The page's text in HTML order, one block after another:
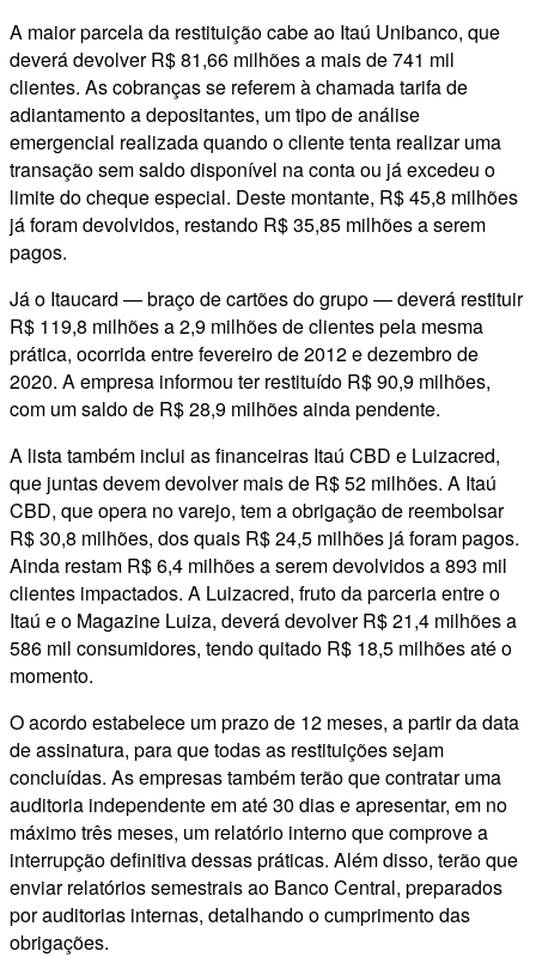
A maior parcela da restituição cabe ao Itaú Unibanco, que
deverá devolver R$ 81,66 milhões a mais de 741 mil
clientes. As cobranças se referem à chamada tarifa de
adiantamento a depositantes, um tipo de análise
emergencial realizada quando o cliente tenta realizar uma
transação sem saldo disponível na conta ou já excedeu o
limite do cheque especial. Deste montante, R$ 45,8 milhões
já foram devolvidos, restando R$ 35,85 milhões a serem
pagos.
Já o Itaucard — braço de cartões do grupo — deverá restituir
R$ 119,8 milhões a 2,9 milhões de clientes pela mesma
prática, ocorrida entre fevereiro de 2012 e dezembro de
2020. A empresa informou ter restituído R$ 90,9 milhões,
com um saldo de R$ 28,9 milhões ainda pendente.
A lista também inclui as financeiras Itaú CBD e Luizacred,
que juntas devem devolver mais de R$ 52 milhões. A Itaú
CBD, que opera no varejo, tem a obrigação de reembolsar
R$ 30,8 milhões, dos quais R$ 24,5 milhões já foram pagos.
Ainda restam R$ 6,4 milhões a serem devolvidos a 893 mil
clientes impactados. A Luizacred, fruto da parceria entre o
Itaú e o Magazine Luiza, deverá devolver R$ 21,4 milhões a
586 mil consumidores, tendo quitado R$ 18,5 milhões até o
momento.
O acordo estabelece um prazo de 12 meses, a partir da data
de assinatura, para que todas as restituições sejam
concluídas. As empresas também terão que contratar uma
auditoria independente em até 30 dias e apresentar, em no
máximo três meses, um relatório interno que comprove a
interrupção definitiva dessas práticas. Além disso, terão que
enviar relatórios semestrais ao Banco Central, preparados
por auditorias internas, detalhando o cumprimento das
obrigações.